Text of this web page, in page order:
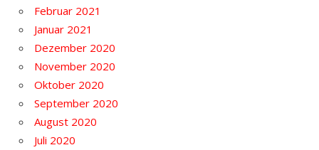
Februar 2021
Januar 2021
Dezember 2020
November 2020
Oktober 2020
September 2020
August 2020
Juli 2020